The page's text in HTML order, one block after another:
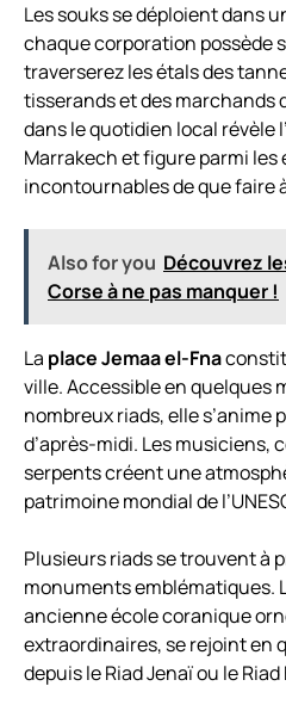
Les souks se déploient dans
chaque corporation possède
traverserez les étals des
tisserands et des marchands
dans le quotidien local révèle
Marrakech et figure parmi les
incontournables deque faire
Also for you Découvrez
Corse à ne pas manquer !
La place Jemaa el-Fna
ville. Accessible en quelques
nombreux riads, elle
d’après-midi. Les musiciens,
serpents créent une
patrimoine mondial de
Plusieurs riads se trouvent à
monuments emblématiques.
ancienne école coranique
extraordinaires, se rejoint en
depuis le Riad Jenaï ou le Riad